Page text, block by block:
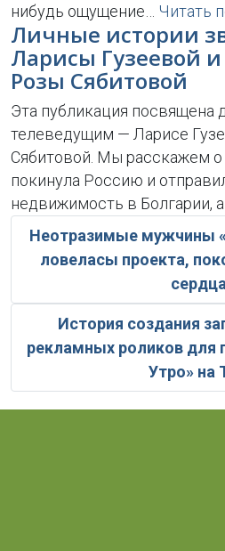
нибудь ощущение… Читать
Личные истории
Ларисы Гузеевой
Розы Сябитовой
Эта публикация посвящена
телеведущим — Ларисе
Сябитовой. Мы расскажем о
покинула Россию и
недвижимость в Болгарии,
Неотразимые мужчины
ловеласы проекта,
сердца
История создания
рекламных роликов для
Утро» на